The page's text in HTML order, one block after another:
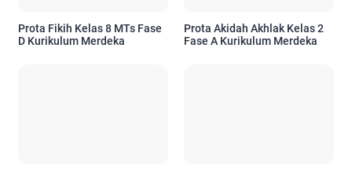
Prota Fikih Kelas 8 MTs Fase
D Kurikulum Merdeka
Prota Akidah Akhlak Kelas 2
Fase A Kurikulum Merdeka